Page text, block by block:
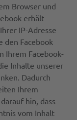
Browser und
erhält
IP-Adresse
den Facebook
Ihrem Facebook-
Inhalte unserer
Dadurch
Ihrem
hin, dass
vom Inhalt